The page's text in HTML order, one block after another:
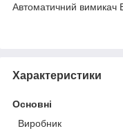
Автоматичний вимикач
Характеристики
Основні
Виробник